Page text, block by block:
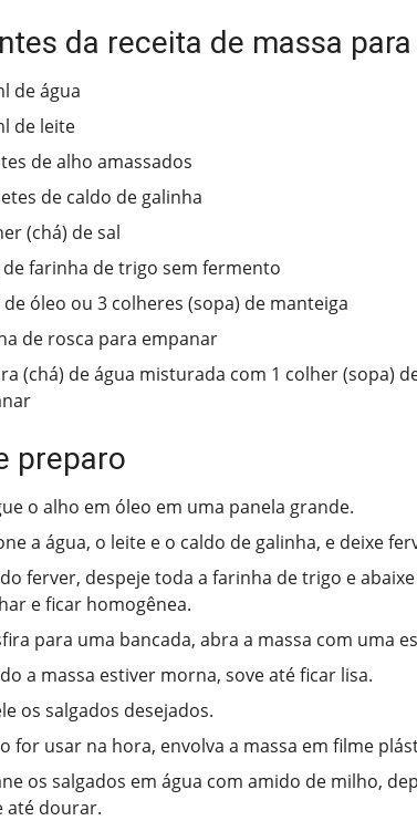
da receita de massa
de água
de leite
de alho amassados
de caldo de galinha
(chá) de sal
de farinha de trigo sem fermento
de óleo ou 3 colheres (sopa) de manteiga
de rosca para empanar
(chá) de água misturada com 1 colher (sopa)
preparo
o alho em óleo em uma panela grande.
a água, o leite e o caldo de galinha, e deixe
ferver, despeje toda a farinha de trigo e
e ficar homogênea.
para uma bancada, abra a massa com uma
a massa estiver morna, sove até ficar lisa.
os salgados desejados.
for usar na hora, envolva a massa em filme
os salgados em água com amido de milho,
até dourar.